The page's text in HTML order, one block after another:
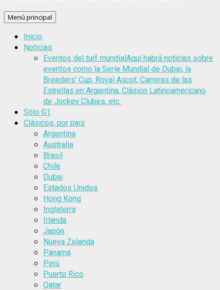
Menú principal
Inicio
Noticias
Eventos del turf mundialAquí habrá noticias sobre
eventos como la Serie Mundial de Dubai, la
Breeders’ Cup, Royal Ascot, Carreras de las
Estrellas en Argentina, Clásico Latinoamericano
de Jockey Clubes, etc.
Sólo G1
Clásicos, por país
Argentina
Australia
Brasil
Chile
Dubai
Estados Unidos
Hong Kong
Inglaterra
Irlanda
Japón
Nueva Zelanda
Panamá
Perú
Puerto Rico
Qatar